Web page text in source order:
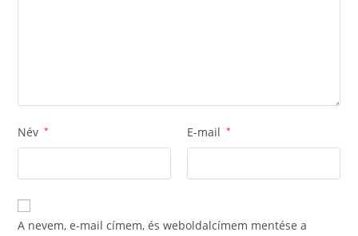
Név * E-mail *
A nevem, e-mail címem, és weboldalcímem mentése a